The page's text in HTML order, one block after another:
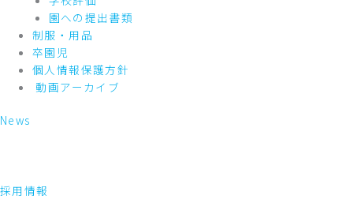
園への提出書類
制服・用品
卒園児
個人情報保護方針
動画アーカイブ
News
採用情報